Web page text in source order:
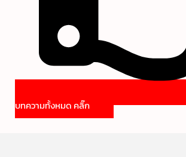
บทความทั้งหมด คลิ๊ก